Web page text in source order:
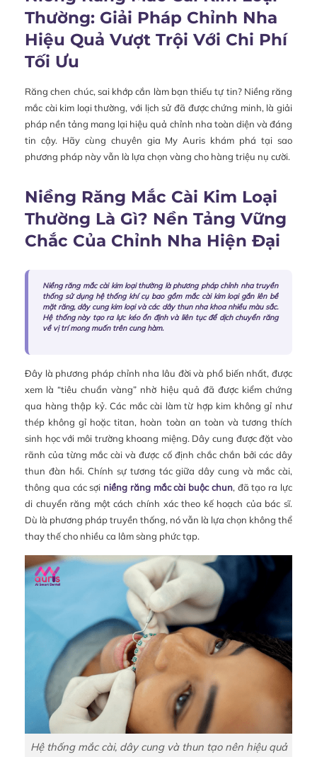
Thường: Giải Pháp Chỉnh Nha
Hiệu Quả Vượt Trội Với Chi Phí
Tối Ưu
Răng chen chúc, sai khớp cắn làm bạn thiếu tự tin? Niềng răng
mắc cài kim loại thường, với lịch sử đã được chứng minh, là giải
pháp nền tảng mang lại hiệu quả chỉnh nha toàn diện và đáng
tin cậy. Hãy cùng chuyên gia My Auris khám phá tại sao
phương pháp này vẫn là lựa chọn vàng cho hàng triệu nụ cười.
Niềng Răng Mắc Cài Kim Loại
Thường Là Gì? Nền Tảng Vững
Chắc Của Chỉnh Nha Hiện Đại
Niềng răng mắc cài kim loại thường là phương pháp chỉnh nha truyền
thống sử dụng hệ thống khí cụ bao gồm mắc cài kim loại gắn lên bề
mặt răng, dây cung kim loại và các dây thun nha khoa nhiều màu sắc.
Hệ thống này tạo ra lực kéo ổn định và liên tục để dịch chuyển răng
về vị trí mong muốn trên cung hàm.
Đây là phương pháp chỉnh nha lâu đời và phổ biến nhất, được
xem là “tiêu chuẩn vàng” nhờ hiệu quả đã được kiểm chứng
qua hàng thập kỷ. Các mắc cài làm từ hợp kim không gỉ như
thép không gỉ hoặc titan, hoàn toàn an toàn và tương thích
sinh học với môi trường khoang miệng. Dây cung được đặt vào
rãnh của từng mắc cài và được cố định chắc chắn bởi các dây
thun đàn hồi. Chính sự tương tác giữa dây cung và mắc cài,
thông qua các sợi niềng răng mắc cài buộc chun, đã tạo ra lực
di chuyển răng một cách chính xác theo kế hoạch của bác sĩ.
Dù là phương pháp truyền thống, nó vẫn là lựa chọn không thể
thay thế cho nhiều ca lâm sàng phức tạp.
Hệ thống mắc cài, dây cung và thun tạo nên hiệu quả